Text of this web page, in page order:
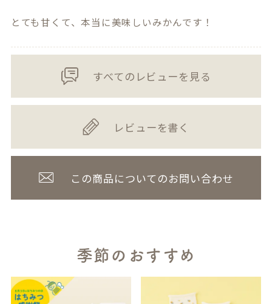
すべてのレビューを見る
レビューを書く
この商品についてのお問い合わせ
季節のおすすめ